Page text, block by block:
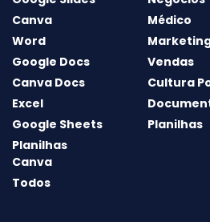
Canva
Word
Google Docs
Canva Docs
Excel
Google Sheets
Planilhas
Canva
Todos
Médico
Vendas
Cultura
Planilhas